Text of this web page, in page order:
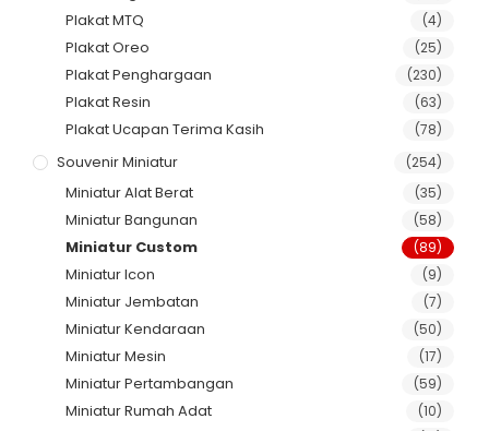
Plakat MTQ (4)
Plakat Oreo (25)
Plakat Penghargaan (230)
Plakat Resin (63)
Plakat Ucapan Terima Kasih (78)
Souvenir Miniatur (254)
Miniatur Alat Berat (35)
Miniatur Bangunan (58)
Miniatur Custom (89)
Miniatur Icon (9)
Miniatur Jembatan (7)
Miniatur Kendaraan (50)
Miniatur Mesin (17)
Miniatur Pertambangan (59)
Miniatur Rumah Adat (10)